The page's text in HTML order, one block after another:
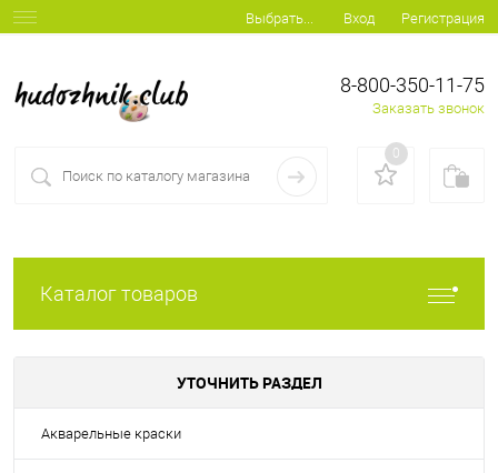
Выбрать... Вход Регистрация
8-800-350-11-75
Заказать звонок
0
Каталог товаров
УТОЧНИТЬ РАЗДЕЛ
Акварельные краски